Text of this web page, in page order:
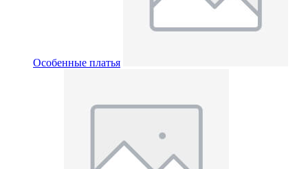
Особенные платья